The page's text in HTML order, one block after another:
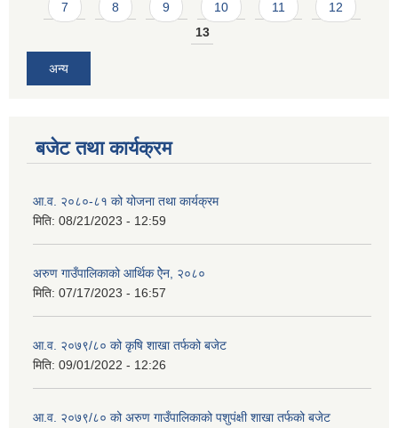
7 8 9 10 11
12
13
अन्य
बजेट तथा कार्यक्रम
आ.व. २०८०-८१ को योजना तथा कार्यक्रम
मिति: 08/21/2023 - 12:59
अरुण गाउँपालिकाको आर्थिक ऐेन, २०८०
मिति: 07/17/2023 - 16:57
आ.व. २०७९/८० को कृषि शाखा तर्फको बजेट
मिति: 09/01/2022 - 12:26
आ.व. २०७९/८० को अरुण गाउँपालिकाको पशुपंक्षी शाखा तर्फको बजेट